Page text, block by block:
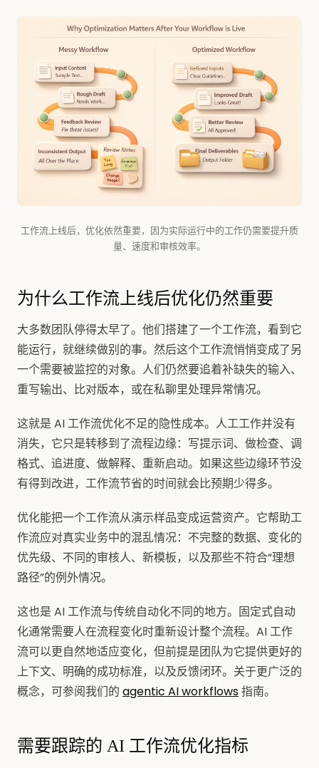
工作流上线后，优化依然重要，因为实际运行中的工作仍需要提升质
量、速度和审核效率。
为什么工作流上线后优化仍然重要
大多数团队停得太早了。他们搭建了一个工作流，看到它
能运行，就继续做别的事。然后这个工作流悄悄变成了另
一个需要被监控的对象。人们仍然要追着补缺失的输入、
重写输出、比对版本，或在私聊里处理异常情况。
这就是 AI 工作流优化不足的隐性成本。人工工作并没有
消失，它只是转移到了流程边缘：写提示词、做检查、调
格式、追进度、做解释、重新启动。如果这些边缘环节没
有得到改进，工作流节省的时间就会比预期少得多。
优化能把一个工作流从演示样品变成运营资产。它帮助工
作流应对真实业务中的混乱情况：不完整的数据、变化的
优先级、不同的审核人、新模板，以及那些不符合“理想
路径”的例外情况。
这也是 AI 工作流与传统自动化不同的地方。固定式自动
化通常需要人在流程变化时重新设计整个流程。AI 工作
流可以更自然地适应变化，但前提是团队为它提供更好的
上下文、明确的成功标准，以及反馈闭环。关于更广泛的
概念，可参阅我们的 agentic AI workflows指南。
需要跟踪的 AI 工作流优化指标